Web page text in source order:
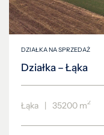
DZIAŁKA NA SPRZEDAŻ
Działka – Łąka
Łąka | 35200 m2